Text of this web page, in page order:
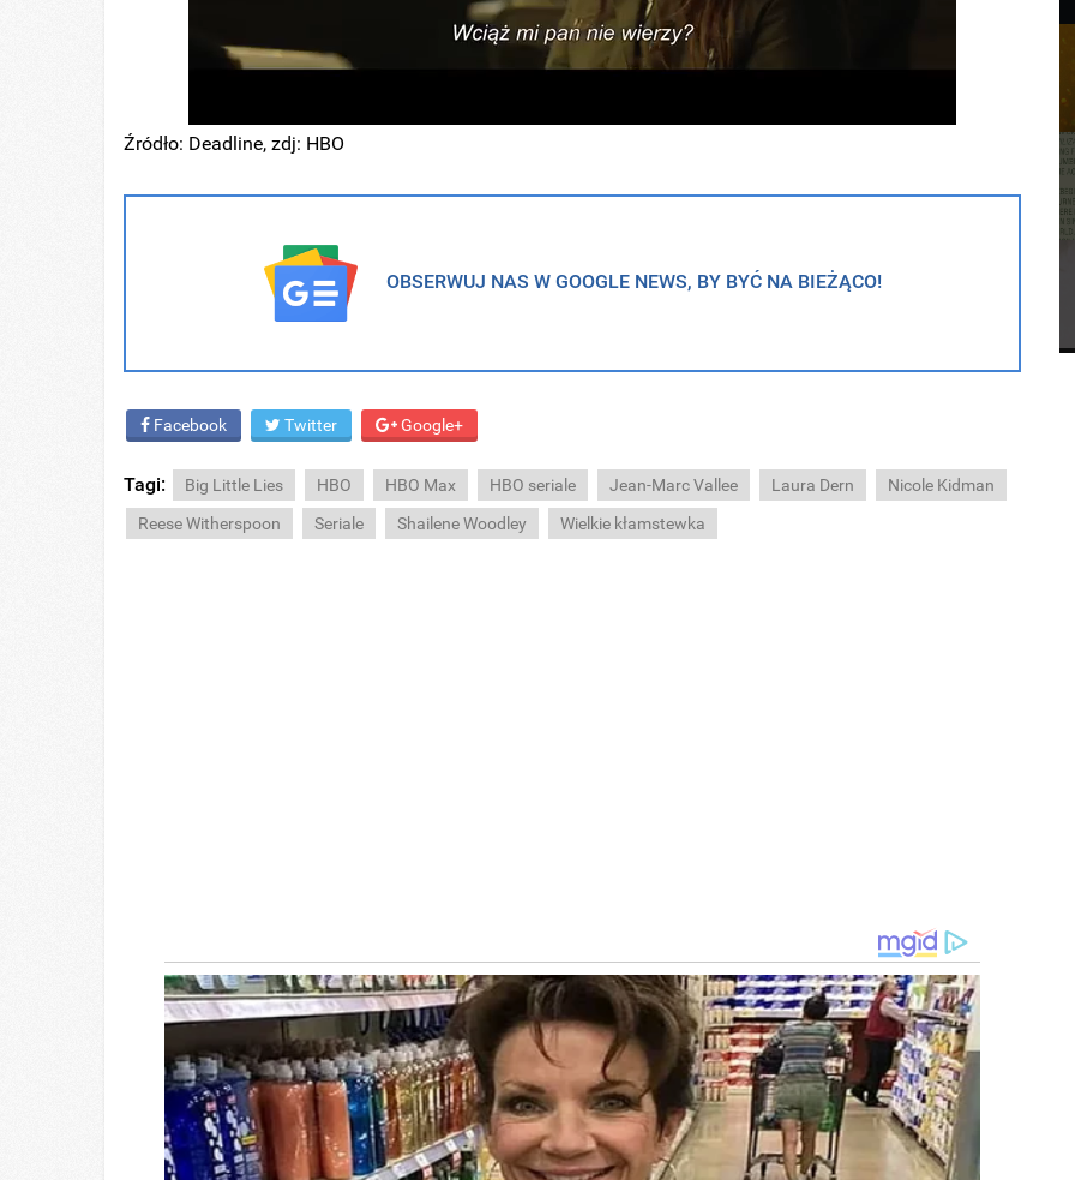
Źródło: Deadline, zdj: HBO
OBSERWUJ NAS W GOOGLE NEWS, BY BYĆ NA BIEŻĄCO!
Facebook Twitter Google+
Tagi: Big Little Lies HBO HBO Max HBO seriale Jean-Marc Vallee Laura Dern
Nicole Kidman
Reese Witherspoon
Seriale Shailene Woodley Wielkie kłamstewka